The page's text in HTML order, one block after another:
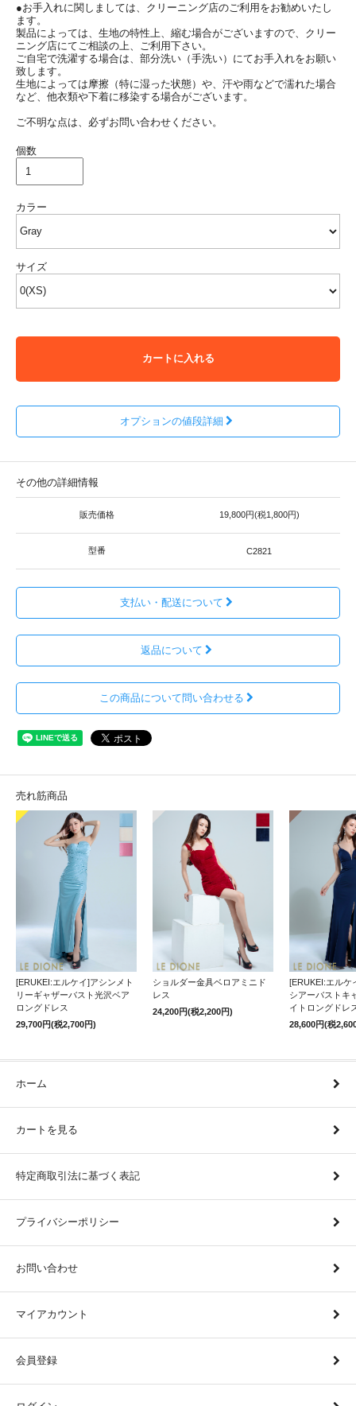
●お手入れに関しましては、クリーニング店のご利用をお勧めいたし
ます。
製品によっては、生地の特性上、縮む場合がございますので、クリー
ニング店にてご相談の上、ご利用下さい。
ご自宅で洗濯する場合は、部分洗い（手洗い）にてお手入れをお願い
致します。
生地によっては摩擦（特に湿った状態）や、汗や雨などで濡れた場合
など、他衣類や下着に移染する場合がございます。
ご不明な点は、必ずお問い合わせください。
個数
カラー
サイズ
カートに入れる
オプションの値段詳細
その他の詳細情報
販売価格 19,800円(税1,800円)
型番 C2821
支払い・配送について
返品について
この商品について問い合わせる
売れ筋商品
[ERUKEI:エルケイ]アシンメト
リーギャザーバスト光沢ベア
ロングドレス
29,700円(税2,700円)
ショルダー金具ベロアミニド
レス
24,200円(税2,200円)
[ERUKEI:エルケ
シアーバストキ
イトロングドレ
28,600円(税
ホーム
カートを見る
特定商取引法に基づく表記
プライバシーポリシー
お問い合わせ
マイアカウント
会員登録